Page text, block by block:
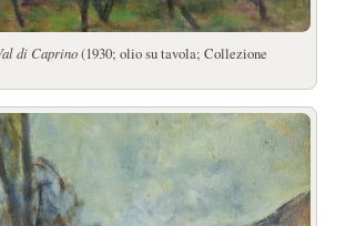
di Caprino(1930; olio su tavola; Collezione